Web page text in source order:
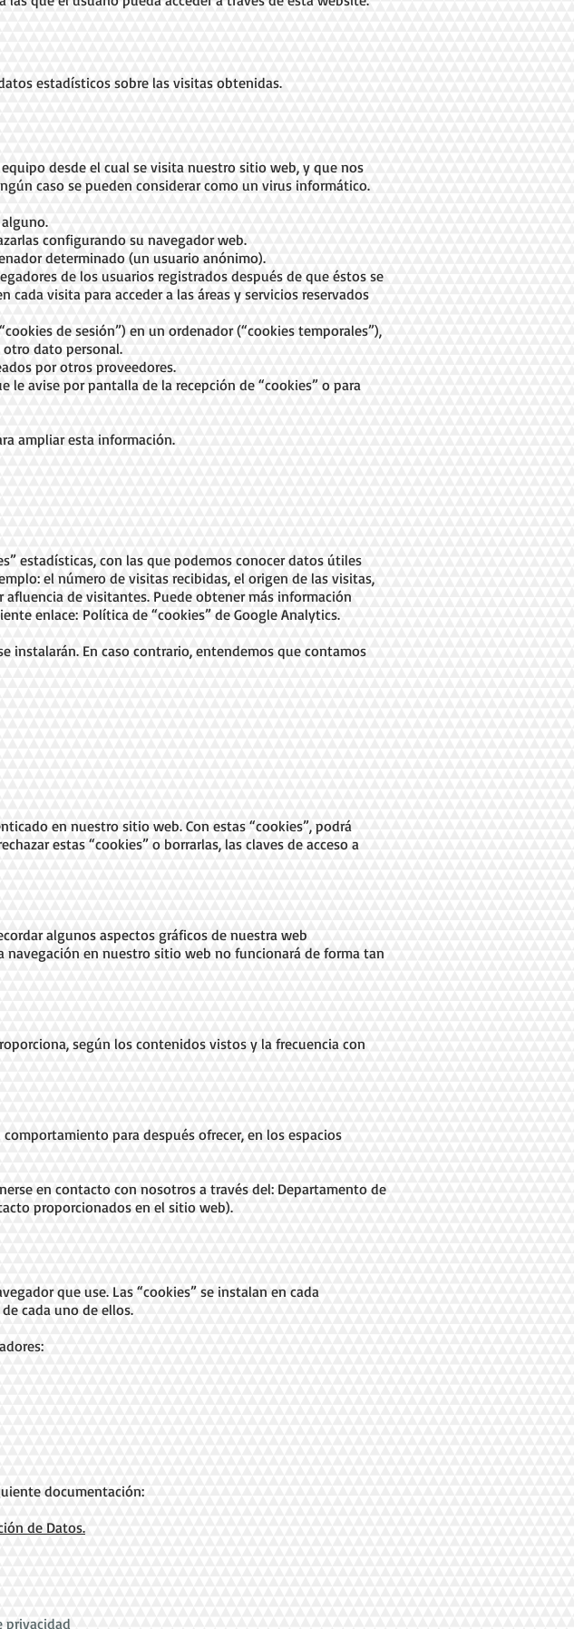
estadísticos sobre las visitas obtenidas.
desde el cual se visita nuestro sitio web, y que nos
caso se pueden considerar como un virus informático.
configurando su navegador web.
determinado (un usuario anónimo).
de los usuarios registrados después de que éstos se
visita para acceder a las áreas y servicios reservados
de sesión”) en un ordenador (“cookies temporales”),
dato personal.
por otros proveedores.
avise por pantalla de la recepción de “cookies” o para
ampliar esta información.
estadísticas, con las que podemos conocer datos útiles
el número de visitas recibidas, el origen de las visitas,
de visitantes. Puede obtener más información
enlace: Política de “cookies” de Google Analytics.
instalarán. En caso contrario, entendemos que contamos
en nuestro sitio web. Con estas “cookies”, podrá
estas “cookies” o borrarlas, las claves de acceso a
algunos aspectos gráficos de nuestra web
navegación en nuestro sitio web no funcionará de forma tan
según los contenidos vistos y la frecuencia con
para después ofrecer, en los espacios
en contacto con nosotros a través del: Departamento de
proporcionados en el sitio web).
que use. Las “cookies” se instalan en cada
cada uno de ellos.
documentación:
de Datos.
privacidad